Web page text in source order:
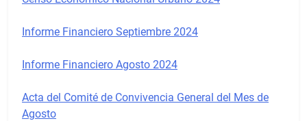
Informe Financiero Septiembre 2024
Informe Financiero Agosto 2024
Acta del Comité de Convivencia General del Mes de
Agosto